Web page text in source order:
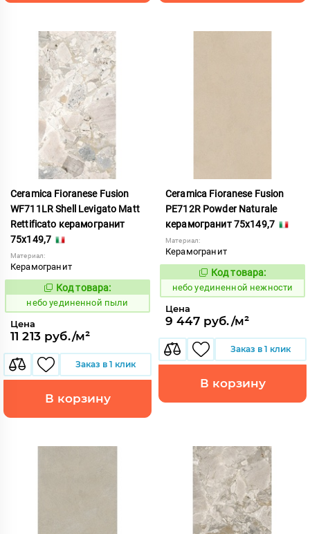
Ceramica Fioranese Fusion
WF711LR Shell Levigato Matt
Rettificato керамогранит
75x149,7
Материал:
Керамогранит
1122951
Код товара:
небо уединенной пыли
Цена
11 213 руб./м²
Заказ в 1 клик
В корзину
Ceramica Fioranese Fusion
PE712R Powder Naturale
керамогранит 75x149,7
Материал:
Керамогранит
1122933
Код товара:
небо уединенной нежности
Цена
9 447 руб./м²
Заказ в 1 клик
В корзину